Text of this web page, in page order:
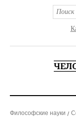
Философские науки